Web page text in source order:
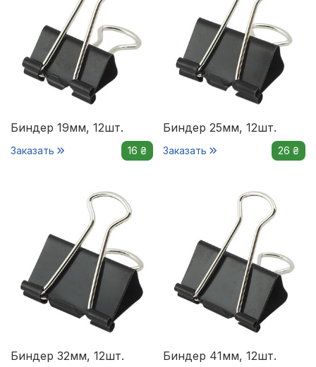
Биндер 19мм, 12шт.
Заказать 16 ₴
Биндер 25мм, 12шт.
Заказать 26 ₴
Биндер 32мм, 12шт. Биндер 41мм, 12шт.